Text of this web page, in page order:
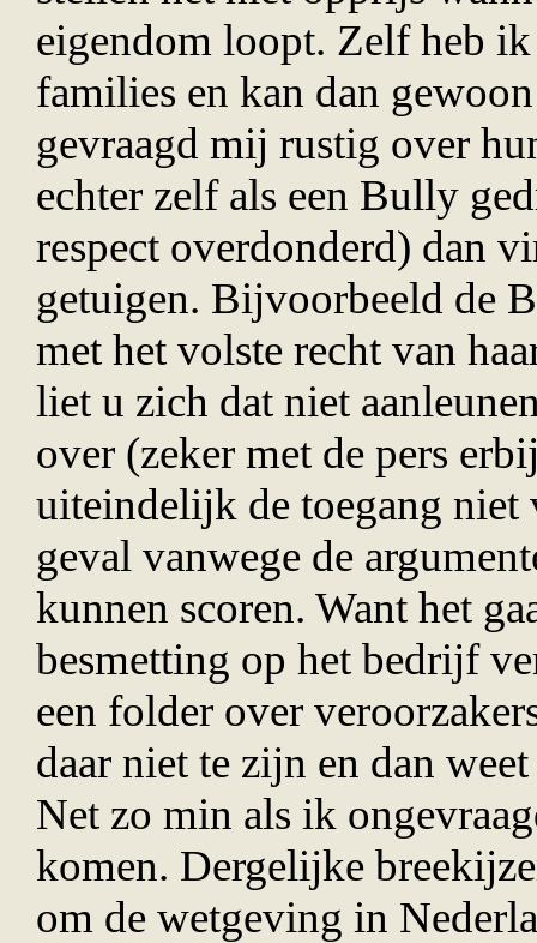
eigendom loopt. Zelf heb
families en kan dan
gevraagd mij rustig over
echter zelf als een Bully
respect overdonderd) dan
getuigen. Bijvoorbeeld de
met het volste recht van
liet u zich dat niet
over (zeker met de pers
uiteindelijk de toegang niet
geval vanwege de
kunnen scoren. Want het
besmetting op het bedrijf
een folder over
daar niet te zijn en dan
Net zo min als ik
komen. Dergelijke
om de wetgeving in